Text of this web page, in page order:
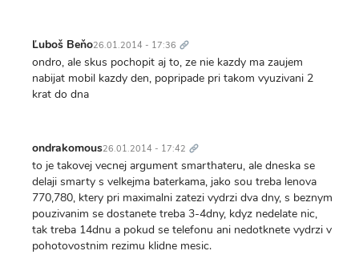
Ľuboš Beňo26.01.2014 - 17:36 odkaz
ondro, ale skus pochopit aj to, ze nie kazdy ma zaujem
nabijat mobil kazdy den, popripade pri takom vyuzivani 2
krat do dna
ondrakomous26.01.2014 - 17:42 odkaz
to je takovej vecnej argument smarthateru, ale dneska se
delaji smarty s velkejma baterkama, jako sou treba lenova
770,780, ktery pri maximalni zatezi vydrzi dva dny, s beznym
pouzivanim se dostanete treba 3-4dny, kdyz nedelate nic,
tak treba 14dnu a pokud se telefonu ani nedotknete vydrzi v
pohotovostnim rezimu klidne mesic.